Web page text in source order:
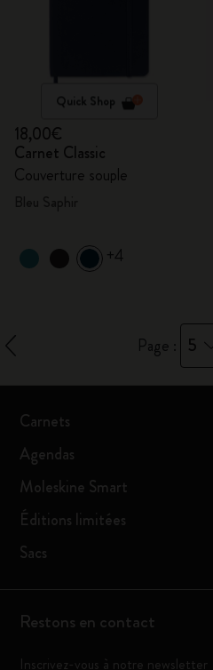
Quick Shop
18,00€
Carnet Classic
Couverture souple
+4
Page : 5
Carnets
Agendas
Moleskine Smart
Éditions limitées
Sacs
Restons en contact
Inscrivez-vous à notre newsletter